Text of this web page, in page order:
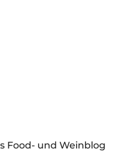
Food- und Weinblog